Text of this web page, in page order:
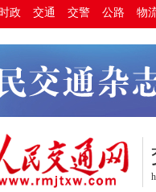
时政 交通 交警 公路 物